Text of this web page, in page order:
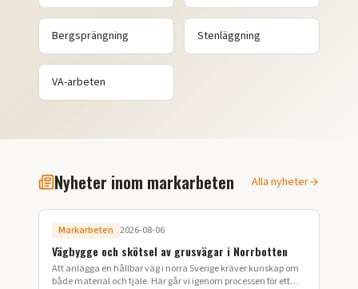
Bergsprängning Stenläggning
VA-arbeten
Nyheter inom markarbeten Alla nyheter
Markarbeten 2026-08-06
Vägbygge och skötsel av grusvägar i Norrbotten
Att anlägga en hållbar väg i norra Sverige kräver kunskap om
både material och tjäle. Här går vi igenom processen för ett